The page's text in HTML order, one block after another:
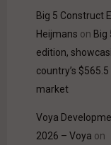
Big 5 Construct
Heijmans on Big
edition,
country’s
market
Voya
2026 – Voya on